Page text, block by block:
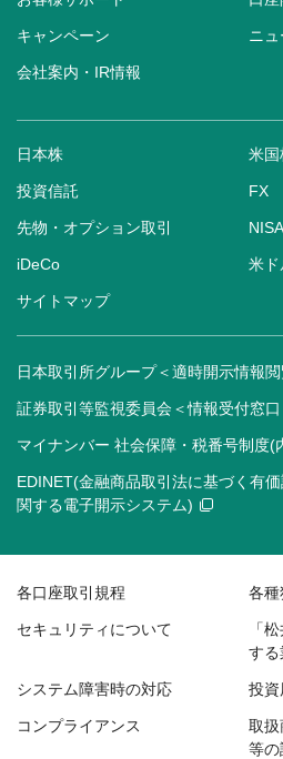
キャンペーン ニ
会社案内・IR情報
日本株 米国
投資信託 FX
先物・オプション取引 NISA
iDeCo 米ド
サイトマップ
日本取引所グループ＜適時開示情報
証券取引等監視委員会＜情報受付窓口
マイナンバー 社会保障・税番号制度(
EDINET(金融商品取引法に基づく有
関する電子開示システム)
各口座取引規程 各種
セキュリティについて
「
する
システム障害時の対応 投資
コンプライアンス
取扱
等の